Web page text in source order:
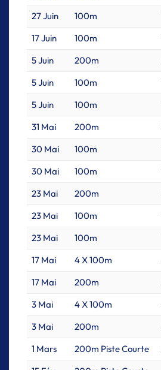
27 Juin
100m
17 Juin
100m
5 Juin
200m
5 Juin
100m
5 Juin
100m
31 Mai
200m
30 Mai
100m
30 Mai
100m
23 Mai
200m
23 Mai
100m
23 Mai
100m
17 Mai
4 X 100m
17 Mai
200m
3 Mai
4 X 100m
3 Mai
200m
1 Mars
200m Piste Courte